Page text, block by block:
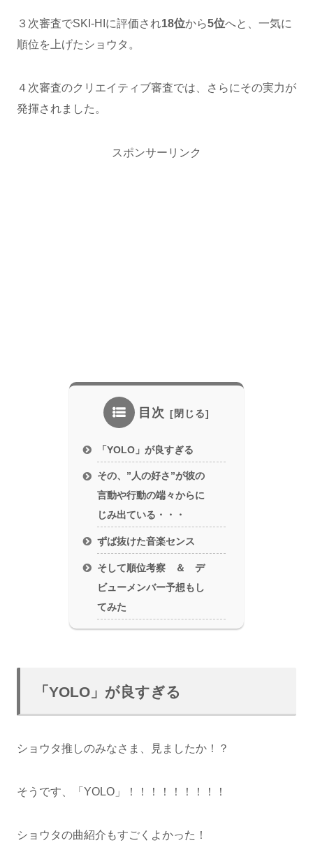
３次審査でSKI-HIに評価され18位から5位へと、一気に
順位を上げたショウタ。
４次審査のクリエイティブ審査では、さらにその実力が
発揮されました。
スポンサーリンク
目次
「YOLO」が良すぎる
その、”人の好さ”が彼の
言動や行動の端々からに
じみ出ている・・・
ずば抜けた音楽センス
そして順位考察 ＆ デ
ビューメンバー予想もし
てみた
「YOLO」が良すぎる
ショウタ推しのみなさま、見ましたか！？
そうです、「YOLO」！！！！！！！！！
ショウタの曲紹介もすごくよかった！